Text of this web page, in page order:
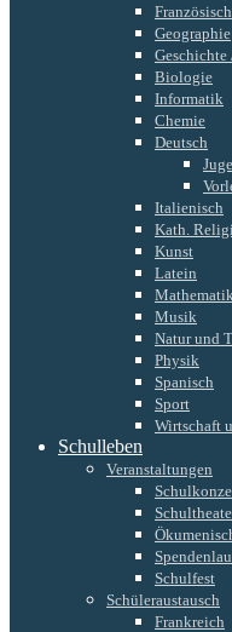
Französisch
Geographie
Biologie
Informatik
Chemie
Deutsch
Italienisch
Kath.
Kunst
Latein
Mathematik
Musik
Natur und
Physik
Spanisch
Sport
Wirtschaft
Schulleben
Veranstaltungen
Schulfest
Schüleraustausch
Frankreich